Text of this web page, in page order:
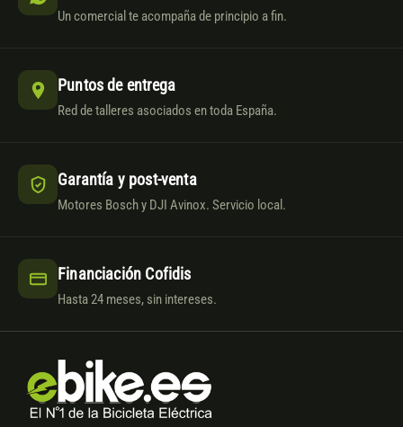
Un comercial te acompaña de principio a fin.
Puntos de entrega
Red de talleres asociados en toda España.
Garantía y post-venta
Motores Bosch y DJI Avinox. Servicio local.
Financiación Cofidis
Hasta 24 meses, sin intereses.